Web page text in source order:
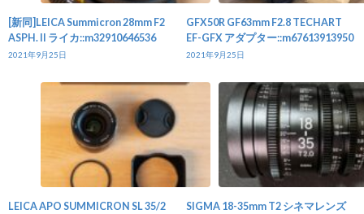
[新同]LEICA Summicron 28mm F2
ASPH. II ライカ::m32910646536
2021年9月25日
GFX50R GF63mm F2.8 TECHART
EF-GFX アダプター::m67613913950
2021年9月25日
LEICA APO SUMMICRON SL 35/2
SIGMA 18-35mm T2 シネマレンズ